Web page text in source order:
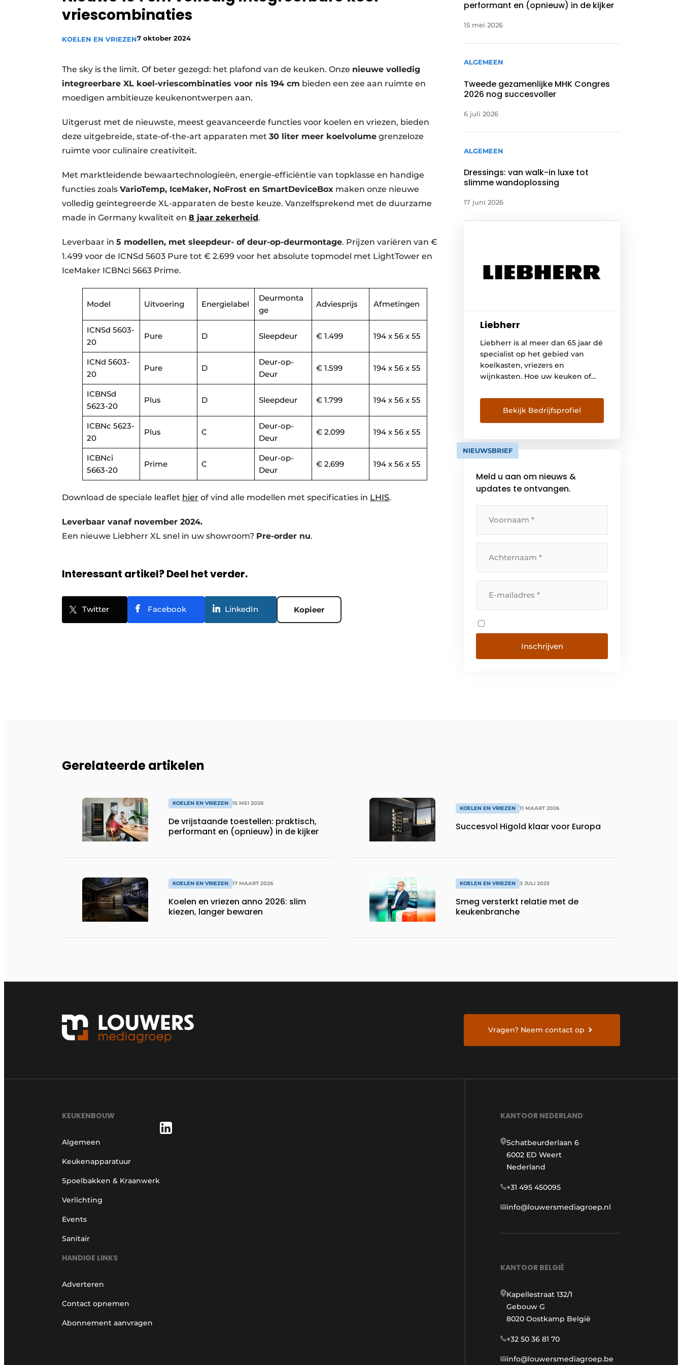
Vacature aanmelden
vriescombinaties
KOELEN EN VRIEZEN7 oktober 2024
The sky is the limit. Of beter gezegd: het plafond van de keuken. Onze nieuwe volledig
integreerbare XL koel-vriescombinaties voor nis 194 cm bieden een zee aan ruimte en
moedigen ambitieuze keukenontwerpen aan.
Uitgerust met de nieuwste, meest geavanceerde functies voor koelen en vriezen, bieden
deze uitgebreide, state-of-the-art apparaten met 30 liter meer koelvolume grenzeloze
ruimte voor culinaire creativiteit.
Met marktleidende bewaartechnologieën, energie-efficiëntie van topklasse en handige
functies zoals VarioTemp, IceMaker, NoFrost en SmartDeviceBox maken onze nieuwe
volledig geïntegreerde XL-apparaten de beste keuze. Vanzelfsprekend met de duurzame
made in Germany kwaliteit en 8 jaar zekerheid.
Leverbaar in 5 modellen, met sleepdeur- of deur-op-deurmontage. Prijzen variëren van €
1.499 voor de ICNSd 5603 Pure tot € 2.699 voor het absolute topmodel met LightTower en
IceMaker ICBNci 5663 Prime.
Model Uitvoering Energielabel
Deurmonta
ge
Adviesprijs Afmetingen
ICNSd 5603-
20
Pure D Sleepdeur € 1.499 194 x 56 x 55
ICNd 5603-
20
Pure D
Deur-op-
Deur
€ 1.599 194 x 56 x 55
ICBNSd
5623-20
Plus D Sleepdeur € 1.799 194 x 56 x 55
ICBNc 5623-
20
Plus C
Deur-op-
Deur
€ 2.099 194 x 56 x 55
ICBNci
5663-20
Prime C
Deur-op-
Deur
€ 2.699 194 x 56 x 55
Download de speciale leaflet hier of vind alle modellen met specificaties in LHIS.
Leverbaar vanaf november 2024.
Een nieuwe Liebherr XL snel in uw showroom? Pre-order nu.
Interessant artikel? Deel het verder.
Twitter Facebook LinkedIn Kopieer
performant en (opnieuw) in de kijker
15 mei 2026
ALGEMEEN
Tweede gezamenlijke MHK Congres
2026 nog succesvoller
6 juli 2026
ALGEMEEN
Dressings: van walk-in luxe tot
slimme wandoplossing
17 juni 2026
Liebherr
Liebherr is al meer dan 65 jaar dé
specialist op het gebied van
koelkasten, vriezers en
wijnkasten. Hoe uw keuken of
Liebherr biedt de grootste keuze
in energiezuinige koel- en
vriesapparaten, zowel
merk biedt bovendien
integreerbare modellen die
Side-By-Side opstelling. Zo kunt
[…]
Bekijk Bedrijfsprofiel
NIEUWSBRIEF
Meld u aan om nieuws &
updates te ontvangen.
Gerelateerde artikelen
KOELEN EN VRIEZEN 15 MEI 2026
De vrijstaande toestellen: praktisch,
performant en (opnieuw) in de kijker
KOELEN EN VRIEZEN 17 MAART 2026
Koelen en vriezen anno 2026: slim
kiezen, langer bewaren
KOELEN EN VRIEZEN 11 MAART 2026
Succesvol Higold klaar voor Europa
KOELEN EN VRIEZEN 3 JULI 2025
Smeg versterkt relatie met de
keukenbranche
Vragen? Neem contact op
KEUKENBOUW
Algemeen
Keukenapparatuur
Spoelbakken & Kraanwerk
Verlichting
Events
Sanitair
HANDIGE LINKS
Adverteren
Contact opnemen
Abonnement aanvragen
KANTOOR NEDERLAND
Schatbeurderlaan 6
6002 ED Weert
Nederland
+31 495 450095
info@louwersmediagroep.nl
KANTOOR BELGIË
Kapellestraat 132/1
Gebouw G
8020 Oostkamp België
+32 50 36 81 70
info@louwersmediagroep.be